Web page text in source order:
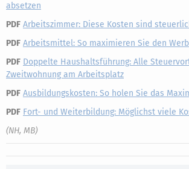
absetzen
PDF Arbeitszimmer: Diese Kosten sind
PDF Arbeitsmittel: So maximieren Sie den
PDF Doppelte Haushaltsführung: Alle
Zweitwohnung am Arbeitsplatz
PDF Ausbildungskosten: So holen Sie das
PDF Fort- und Weiterbildung: Möglichst viele
(NH, MB)